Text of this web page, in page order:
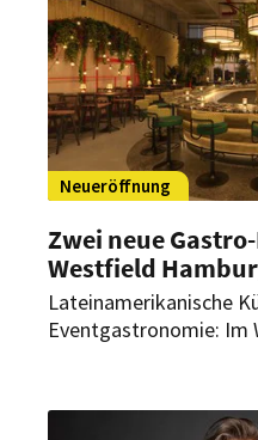
Neueröffnung
Zwei neue
Westfield
Lateinamerikanische
Eventgastronomie: Im
Umsetzung stehen